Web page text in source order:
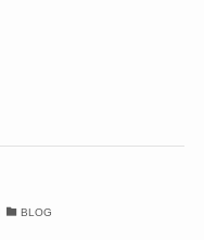
BLOG